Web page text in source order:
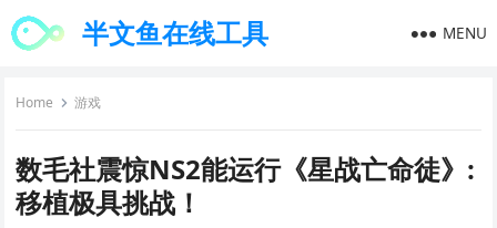
半文鱼在线工具 MENU
Home 游戏
数毛社震惊NS2能运行《星战亡命徒》:
移植极具挑战！